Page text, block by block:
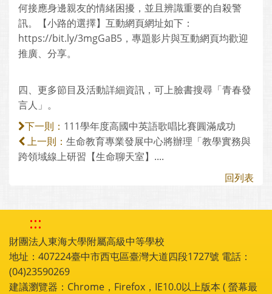
何接應身邊親友的情緒困擾，並且辨識重要的自殺警
訊。【小路的選擇】互動網頁網址如下：
https://bit.ly/3mgGaB5，專題影片與互動網頁均歡迎
推廣、分享。
四、更多節目及活動詳細資訊，可上臉書搜尋「青春發
言人」。
下一則： 111學年度高國中英語歌唱比賽圓滿成功
上一則： 生命教育專業發展中心將辦理「教學實務與
跨領域線上研習【生命聊天室】....
回列表
:::
財團法人東海大學附屬高級中等學校
地址：407224臺中市西屯區臺灣大道四段1727號 電話：
(04)23590269
建議瀏覽器：Chrome，Firefox，IE10.0以上版本 ( 螢幕最